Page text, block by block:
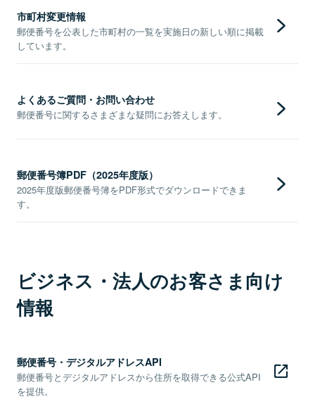
市町村変更情報
郵便番号を公表した市町村の一覧を実施日の新しい順に掲載
しています。
よくあるご質問・お問い合わせ
郵便番号に関するさまざまな疑問にお答えします。
郵便番号簿PDF（2025年度版）
2025年度版郵便番号簿をPDF形式でダウンロードできま
す。
ビジネス・法人のお客さま向け
情報
郵便番号・デジタルアドレスAPI
郵便番号とデジタルアドレスから住所を取得できる公式API
を提供。